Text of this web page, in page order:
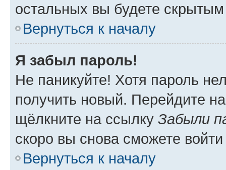
остальных вы будете
Вернуться к началу
Я забыл пароль!
Не паникуйте! Хотя пароль
получить новый. Перейдите
щёлкните на ссылку Забыли
скоро вы снова сможете
Вернуться к началу